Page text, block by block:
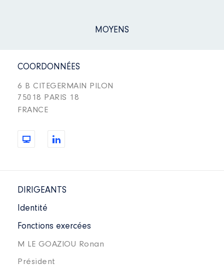
MOYENS
COORDONNÉES
6 B CITEGERMAIN PILON
75018 PARIS 18
FRANCE
DIRIGEANTS
Identité
Fonctions exercées
M LE GOAZIOU Ronan
Président